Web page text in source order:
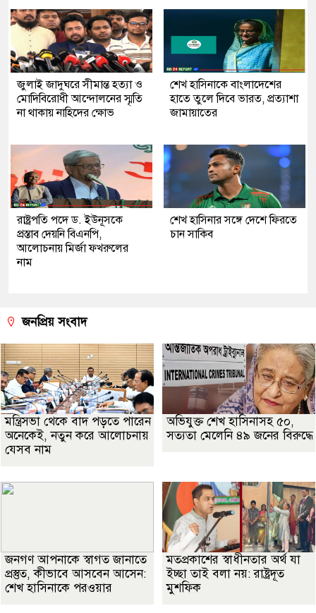
জুলাই জাদুঘরে সীমান্ত হত্যা ও
মোদিবিরোধী আন্দোলনের স্মৃতি
না থাকায় নাহিদের ক্ষোভ
শেখ হাসিনাকে বাংলাদেশের
হাতে তুলে দিবে ভারত, প্রত্যাশা
জামায়াতের
রাষ্ট্রপতি পদে ড. ইউনূসকে
প্রস্তাব দেয়নি বিএনপি,
আলোচনায় মির্জা ফখরুলের
নাম
শেখ হাসিনার সঙ্গে দেশে ফিরতে
চান সাকিব
জনপ্রিয় সংবাদ
মন্ত্রিসভা থেকে বাদ পড়তে পারেন
অনেকেই, নতুন করে আলোচনায়
যেসব নাম
অভিযুক্ত শেখ হাসিনাসহ ৫০,
সত্যতা মেলেনি ৪৯ জনের বিরুদ্ধে
জনগণ আপনাকে স্বাগত জানাতে
প্রস্তুত, কীভাবে আসবেন আসেন:
শেখ হাসিনাকে পরওয়ার
মতপ্রকাশের স্বাধীনতার অর্থ যা
ইচ্ছা তাই বলা নয়: রাষ্ট্রদূত
মুশফিক